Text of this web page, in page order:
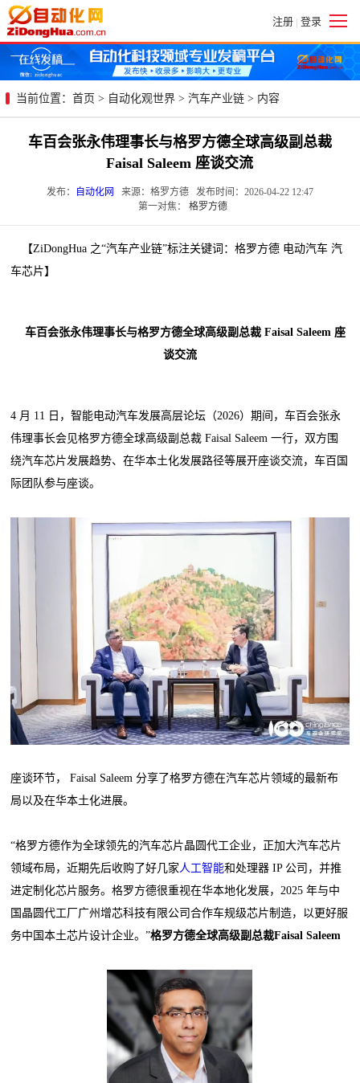
注册 | 登录
当前位置： 首页 > 自动化观世界 > 汽车产业链 > 内容
车百会张永伟理事长与格罗方德全球高级副总裁
Faisal Saleem 座谈交流
发布： 自动化网
来源：格罗方德 发布时间：2026-04-22 12:47
第一对焦： 格罗方德
【ZiDongHua 之“汽车产业链”标注关键词：格罗方德 电动汽车 汽
车芯片】
车百会张永伟理事长与格罗方德全球高级副总裁 Faisal Saleem 座
谈交流
4 月 11 日，智能电动汽车发展高层论坛（2026）期间，车百会张永
伟理事长会见格罗方德全球高级副总裁 Faisal Saleem 一行，双方围
绕汽车芯片发展趋势、在华本土化发展路径等展开座谈交流，车百国
际团队参与座谈。
座谈环节， Faisal Saleem 分享了格罗方德在汽车芯片领域的最新布
局以及在华本土化进展。
“格罗方德作为全球领先的汽车芯片晶圆代工企业，正加大汽车芯片
领域布局，近期先后收购了好几家人工智能和处理器 IP 公司，并推
进定制化芯片服务。格罗方德很重视在华本地化发展，2025 年与中
国晶圆代工厂广州增芯科技有限公司合作车规级芯片制造，以更好服
务中国本土芯片设计企业。”格罗方德全球高级副总裁Faisal Saleem